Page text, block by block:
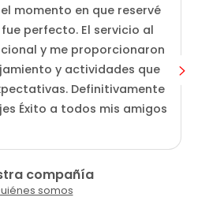
momento en que reservé
perfecto. El servicio al
y me proporcionaron
y actividades que
Definitivamente
Éxito a todos mis amigos
compañía
somos